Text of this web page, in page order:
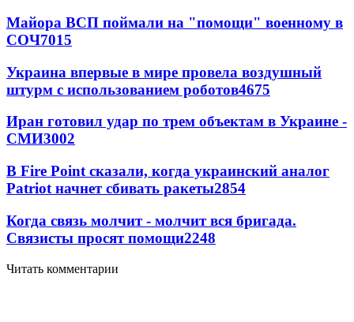
Майора ВСП поймали на "помощи" военному в
СОЧ7015
Украина впервые в мире провела воздушный
штурм с использованием роботов4675
Иран готовил удар по трем объектам в Украине -
СМИ3002
В Fire Point сказали, когда украинский аналог
Patriot начнет сбивать ракеты2854
Когда связь молчит - молчит вся бригада.
Связисты просят помощи2248
Читать комментарии